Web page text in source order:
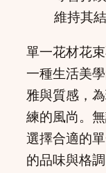
維持其
單一花材花
一種生活美
雅與質感，
練的風尚。
選擇合適的
的品味與格調